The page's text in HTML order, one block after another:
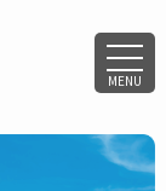
MENU